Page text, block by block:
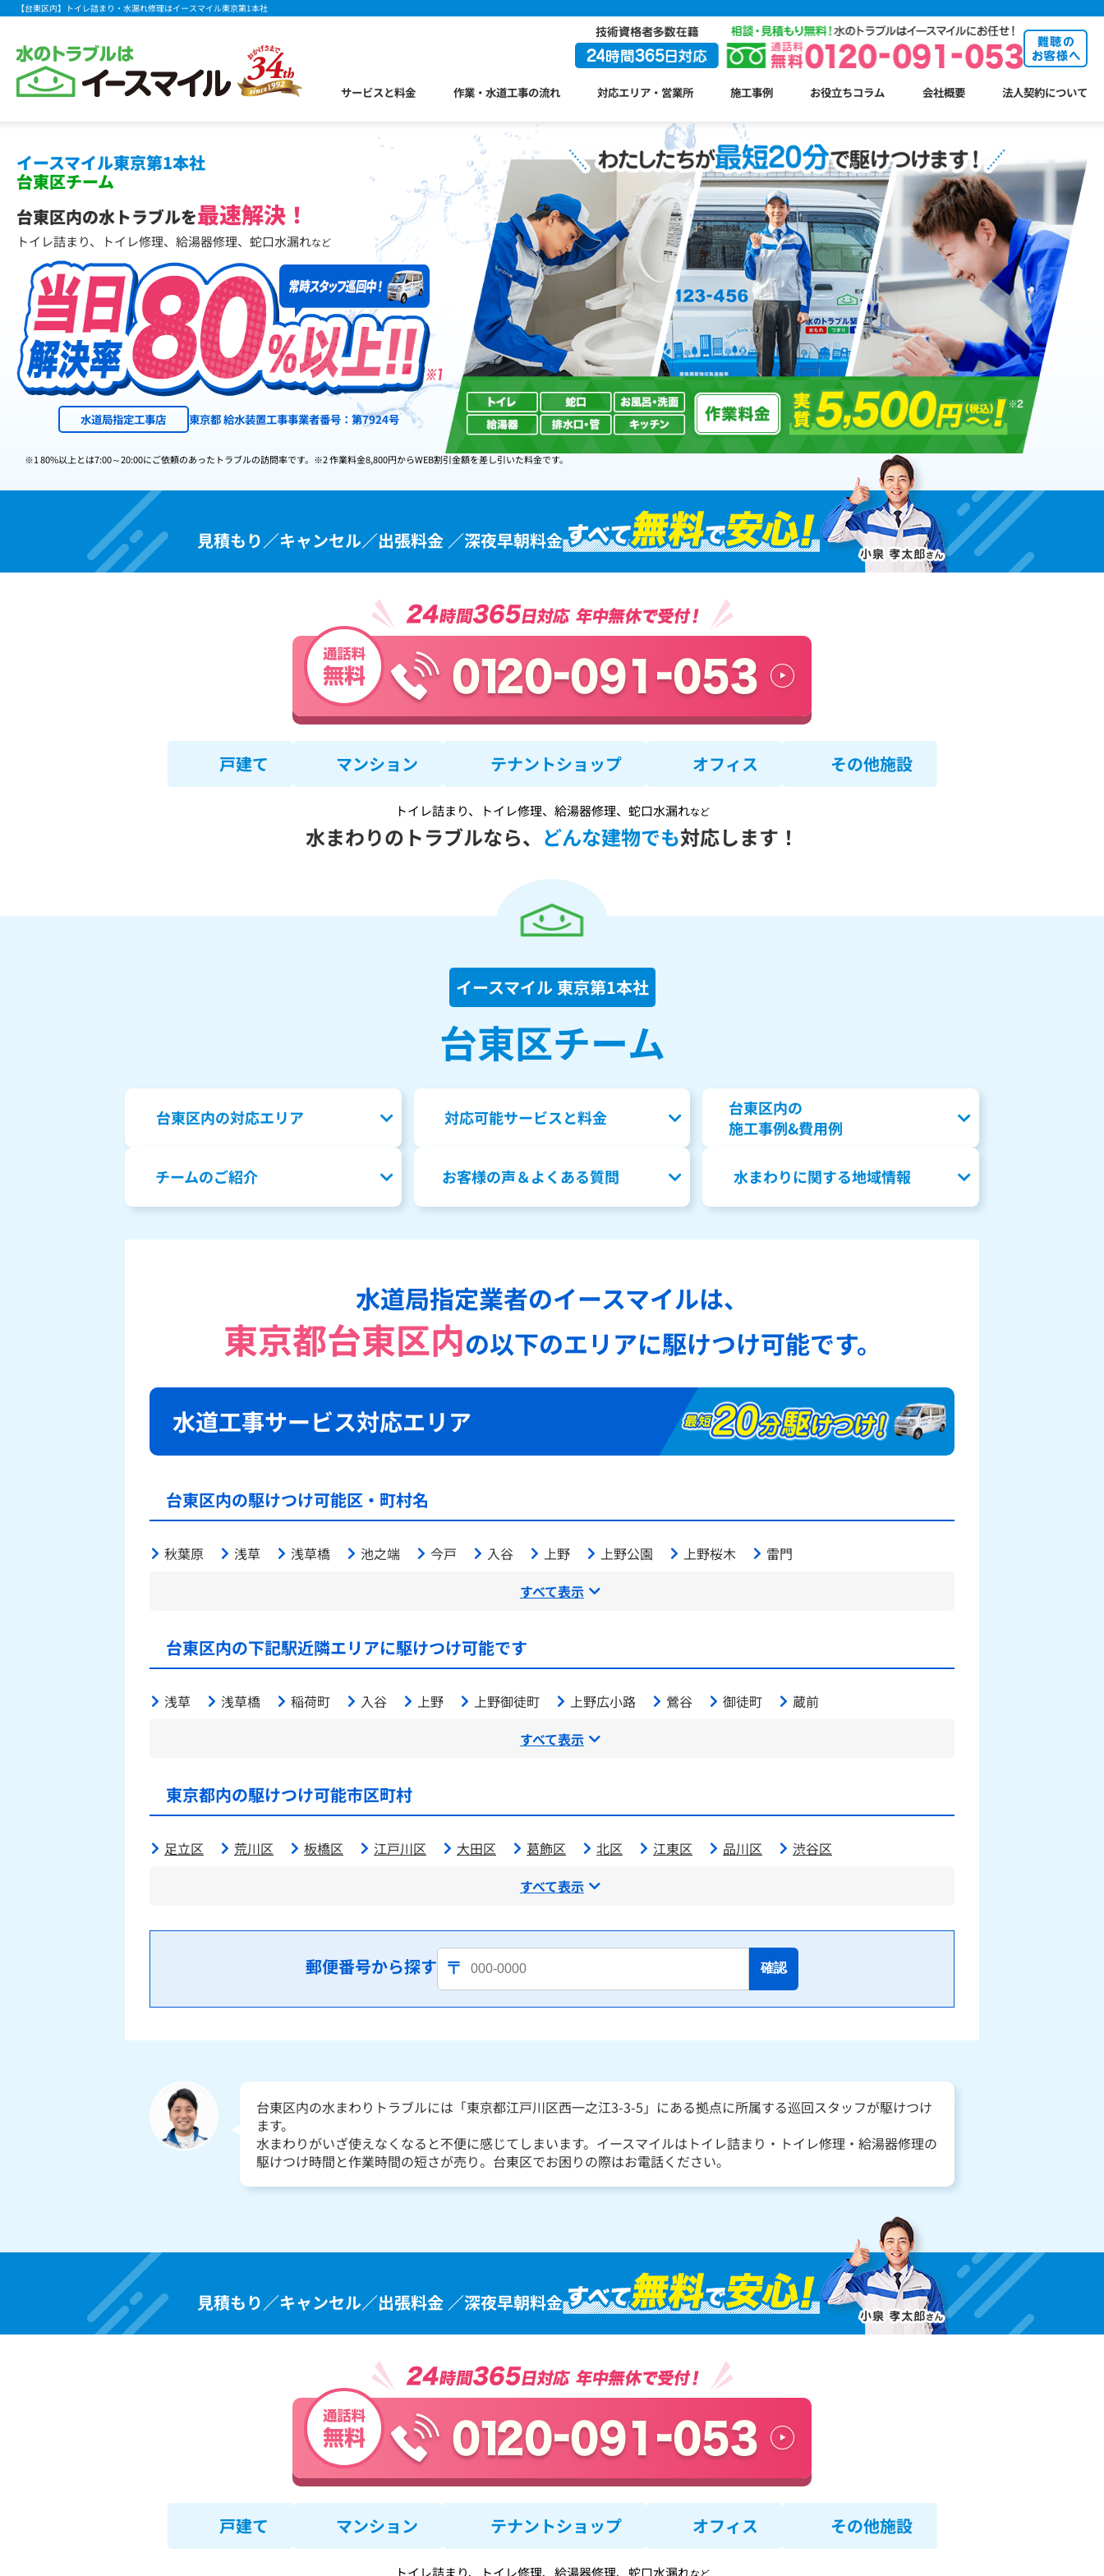
【台東区内】トイレ詰まり・水漏れ修理はイースマイル東京第1本社
サービスと料金 作業・水道工事の流れ 対応エリア・営業所 施工事例 お役立ちコラム 会社概要 法人契約について
イースマイル東京第1本社
台東区チーム
台東区内の水トラブルを最速解決！
トイレ詰まり、トイレ修理、給湯器修理、蛇口水漏れなど
水道局指定工事店 東京都 給水装置工事事業者番号：第7924号
※1 80%以上とは7:00～20:00にご依頼のあったトラブルの訪問率です。 ※2 作業料金8,800円からWEB割引金額を差し引いた料金です。
見積もり／キャンセル／出張料金 ／深夜早朝料金
戸建て マンション テナントショップ オフィス その他施設
トイレ詰まり、トイレ修理、給湯器修理、蛇口水漏れなど
水まわりのトラブルなら、 どんな建物でも対応します！
イースマイル 東京第1本社
台東区チーム
台東区内の対応エリア 対応可能サービスと料金
台東区内の
施工事例&費用例
チームのご紹介 お客様の声＆よくある質問 水まわりに関する地域情報
水道局指定業者のイースマイルは、
東京都台東区内の以下のエリアに駆けつけ可能です。
水道工事サービス対応エリア
台東区内の駆けつけ可能区・町村名
秋葉原 浅草 浅草橋 池之端 今戸 入谷 上野 上野公園 上野桜木
雷門
すべて表示
台東区内の下記駅近隣エリアに駆けつけ可能です
浅草 浅草橋 稲荷町 入谷 上野 上野御徒町 上野広小路 鶯谷 御徒町
蔵前
すべて表示
東京都内の駆けつけ可能市区町村
足立区 荒川区 板橋区 江戸川区 大田区 葛飾区 北区 江東区 品川区
渋谷区
すべて表示
郵便番号から探す 確認
台東区内の水まわりトラブルには「東京都江戸川区西一之江3-3-5」にある拠点に所属する巡回スタッフが駆けつけ
ます。
水まわりがいざ使えなくなると不便に感じてしまいます。イースマイルはトイレ詰まり・トイレ修理・給湯器修理の
駆けつけ時間と作業時間の短さが売り。台東区でお困りの際はお電話ください。
見積もり／キャンセル／出張料金 ／深夜早朝料金
戸建て マンション テナントショップ オフィス その他施設
トイレ詰まり、トイレ修理、給湯器修理、蛇口水漏れなど